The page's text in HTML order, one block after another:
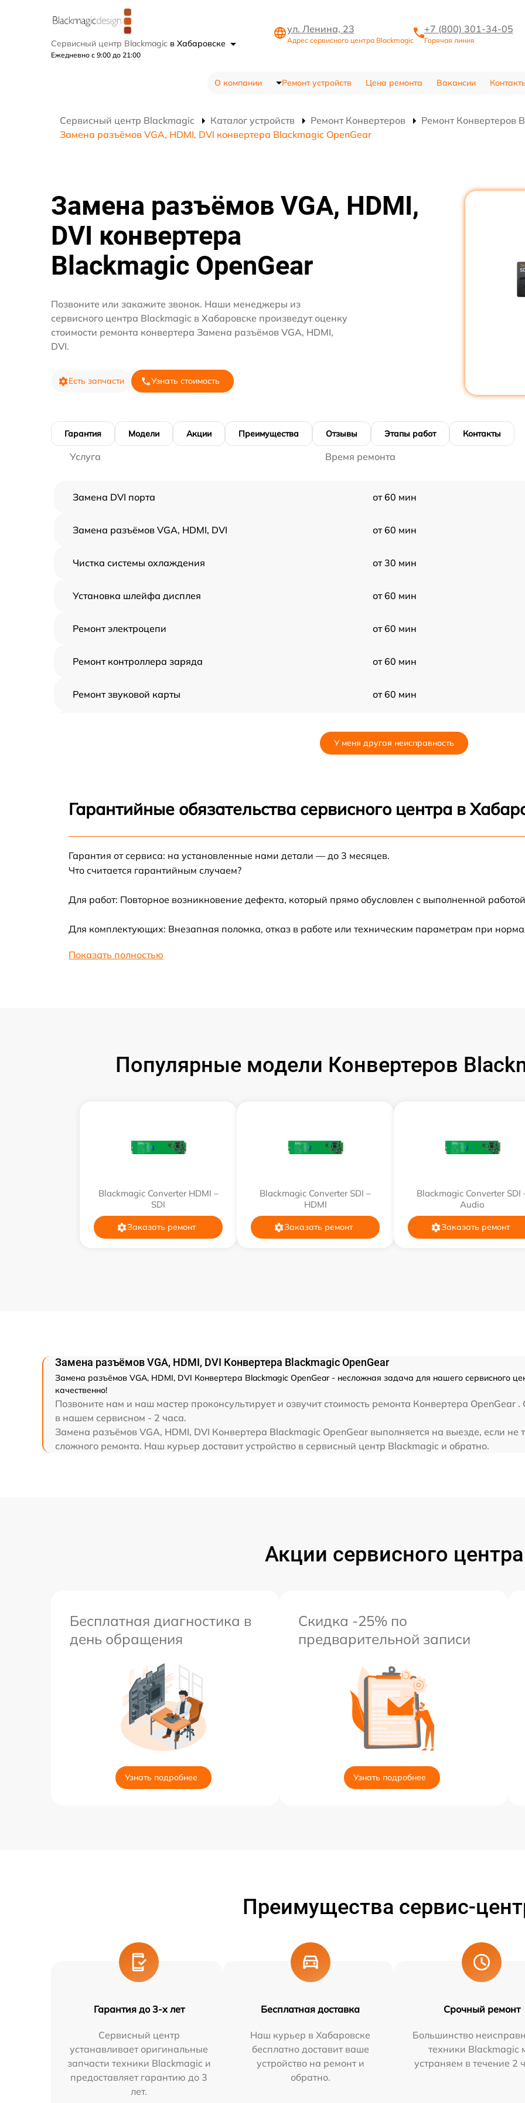
Сервисный центр Blackmagic в Хабаровске
Ежедневно с 9:00 до 21:00
ул. Ленина, 23
Адрес сервисного центра Blackmagic
+7 (800) 301-34-05
Горячая линия
О компании Ремонт устройств Цена ремонта Вакансии
Сервисный центр Blackmagic Каталог устройств Ремонт Конвертеров
Ремонт Конвертеров
Замена разъёмов VGA, HDMI, DVI конвертера Blackmagic OpenGear
Замена разъёмов VGA, HDMI,
DVI конвертера
Blackmagic OpenGear
Позвоните или закажите звонок. Наши менеджеры из
сервисного центра Blackmagic в Хабаровске произведут оценку
стоимости ремонта конвертера Замена разъёмов VGA, HDMI,
DVI.
Есть запчасти Узнать стоимость
Гарантия Модели Акции Преимущества Отзывы Этапы работ Контакты
Услуга Время ремонта
Замена DVI порта от 60 мин
Замена разъёмов VGA, HDMI, DVI от 60 мин
Чистка системы охлаждения от 30 мин
Установка шлейфа дисплея от 60 мин
Ремонт электроцепи от 60 мин
Ремонт контроллера заряда от 60 мин
Ремонт звуковой карты от 60 мин
Замена станции airport от 60 мин
Замена батареи от 30 мин
Замена аудио выхода
Чистка от вирусов
Ремонт платы
Настройка ПО
У меня другая неисправность
Гарантийные обязательства сервисного центра в
Гарантия от сервиса: на установленные нами детали — до 3 месяцев.
Что считается гарантийным случаем?
Для работ: Повторное возникновение дефекта, который прямо обусловлен с выполненной
Для комплектующих: Внезапная поломка, отказ в работе или техническим параметрам при
Показать полностью
Популярные модели Конвертеров
Blackmagic Converter HDMI –
SDI
Заказать ремонт
Blackmagic Converter SDI –
HDMI
Заказать ремонт
Blackmagic Converter SDI
Audio
Заказать ремонт
Замена разъёмов VGA, HDMI, DVI Конвертера Blackmagic OpenGear
Замена разъёмов VGA, HDMI, DVI Конвертера Blackmagic OpenGear - несложная задача для нашего сервисного
качественно!
Позвоните нам и наш мастер проконсультирует и озвучит стоимость ремонта Конвертера OpenGear
в нашем сервисном - 2 часа.
Замена разъёмов VGA, HDMI, DVI Конвертера Blackmagic OpenGear выполняется на выезде, если не
сложного ремонта. Наш курьер доставит устройство в сервисный центр Blackmagic и обратно.
Акции сервисного центра
Бесплатная диагностика в
день обращения
Узнать подробнее
Скидка -25% по
предварительной записи
Узнать подробнее
Преимущества сервис-
Гарантия до 3-х лет
Сервисный центр
устанавливает оригинальные
запчасти техники Blackmagic и
предоставляет гарантию до 3
лет.
Бесплатная доставка
Наш курьер в Хабаровске
бесплатно доставит ваше
устройство на ремонт и
обратно.
Срочный ремонт
Большинство
техники Blackmagic
устраняем в течение 2